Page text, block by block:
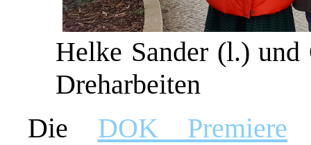
Helke Sander (l.)
Dreharbeiten
Die DOK Premiere